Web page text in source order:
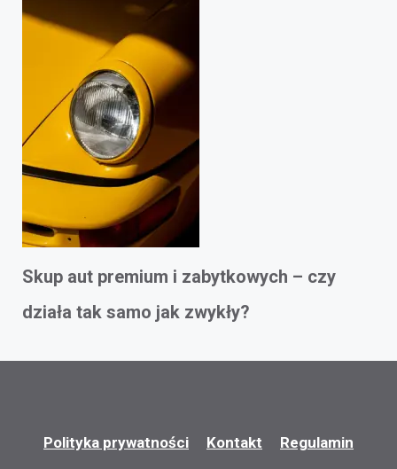
Skup aut premium i zabytkowych – czy
działa tak samo jak zwykły?
Polityka prywatności Kontakt Regulamin